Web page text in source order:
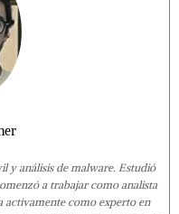
y análisis de malware. Estudió
a trabajar como analista
activamente como experto en